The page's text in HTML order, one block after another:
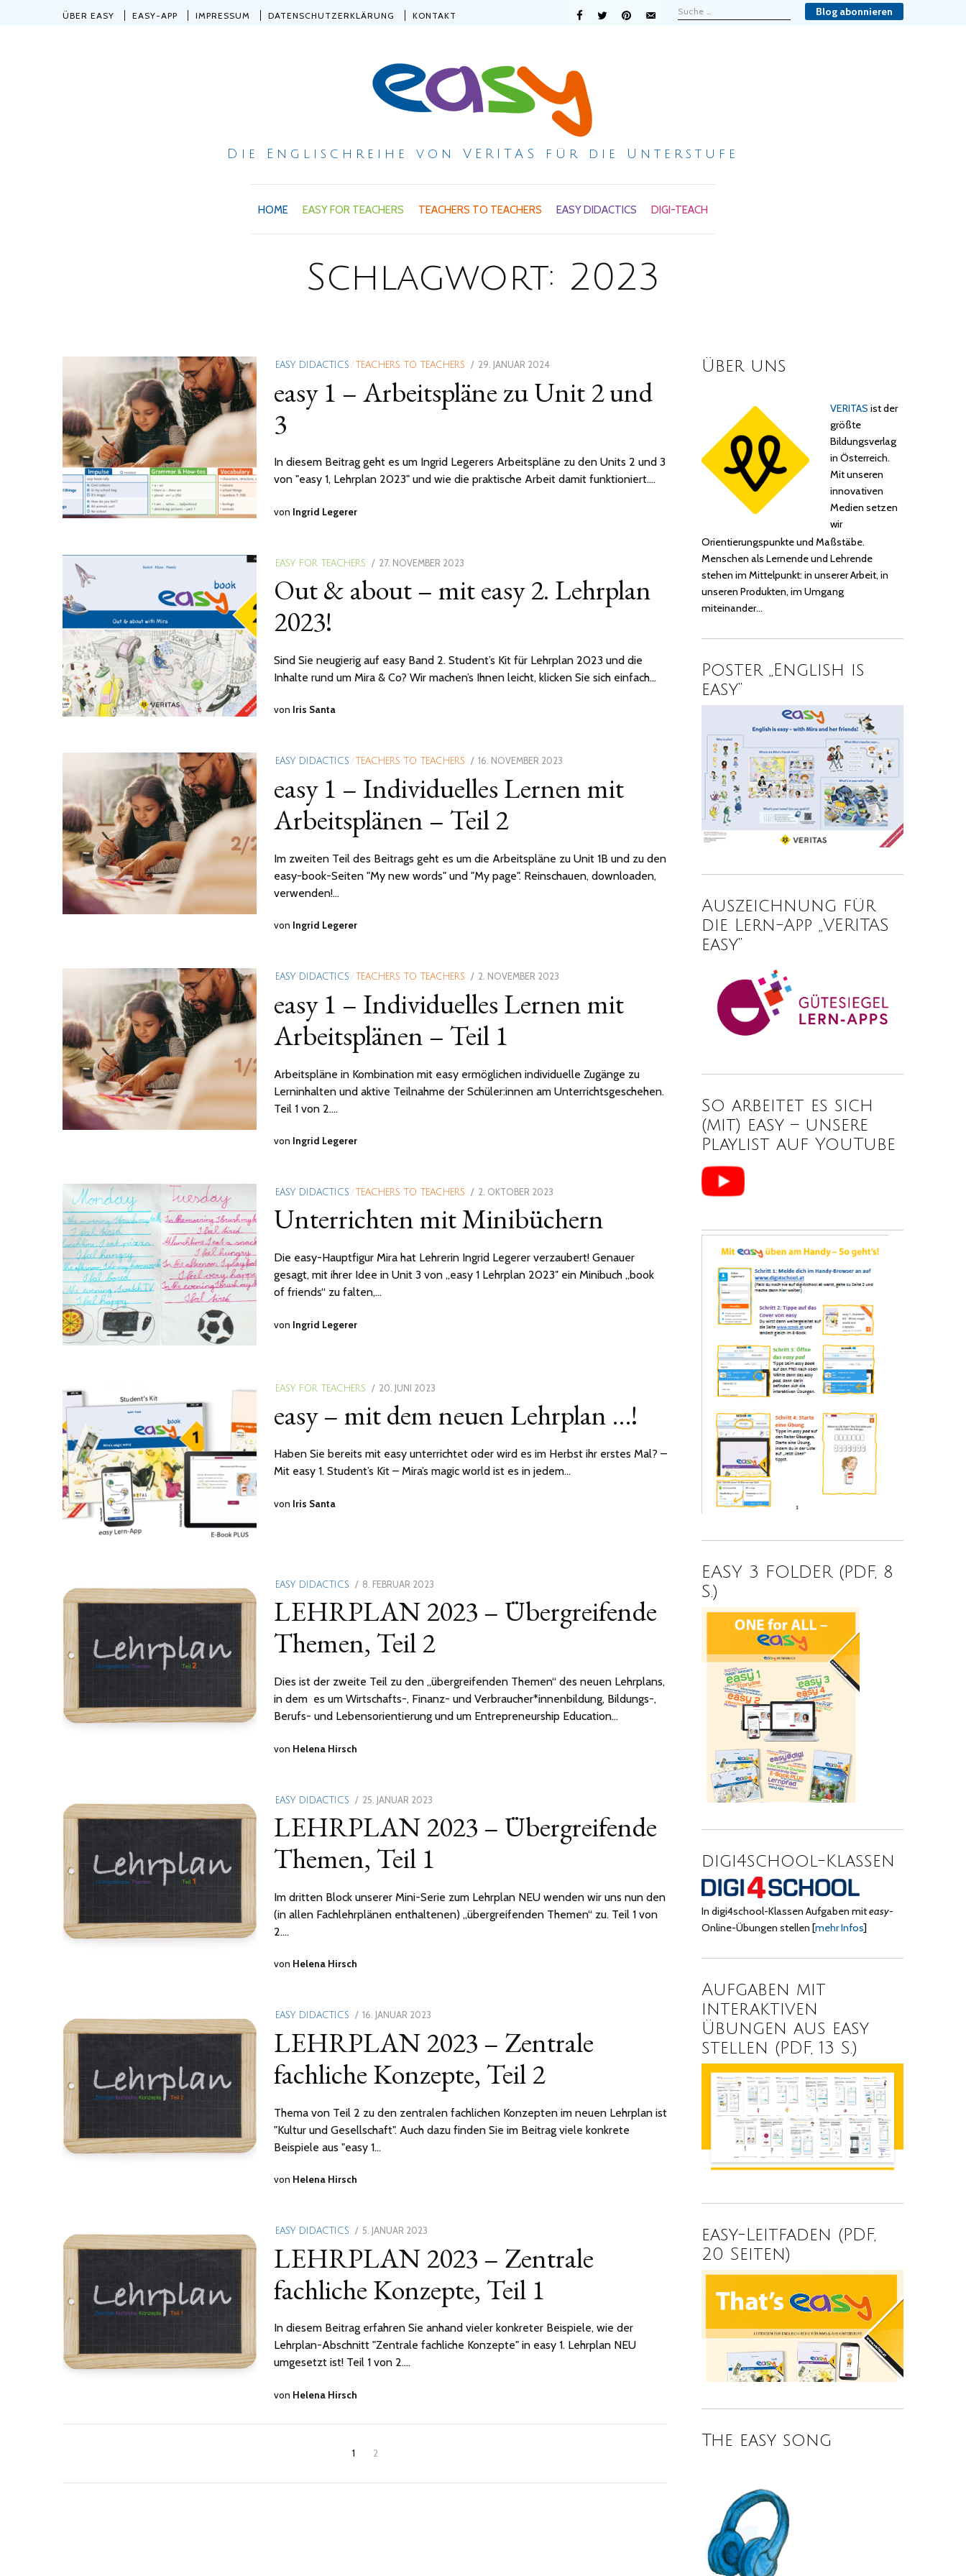
ÜBER EASY EASY-APP IMPRESSUM DATENSCHUTZERKLÄRUNG KONTAKT Blog abonnieren
Die Englischreihe von VERITAS für die Unterstufe
HOME EASY FOR TEACHERS TEACHERS TO TEACHERS EASY DIDACTICS DIGI-TEACH
Schlagwort: 2023
EASY DIDACTICS / TEACHERS TO TEACHERS
POSTED
29. JANUAR 2024
easy 1 – Arbeitspläne zu Unit 2 und
3
In diesem Beitrag geht es um Ingrid Legerers Arbeitspläne zu den Units 2 und 3
von "easy 1, Lehrplan 2023" und wie die praktische Arbeit damit funktioniert.…
von Ingrid Legerer
EASY FOR TEACHERS
POSTED
27. NOVEMBER 2023
2023
Out & about – mit easy 2. Lehrplan
2023!
Sind Sie neugierig auf easy Band 2. Student’s Kit für Lehrplan 2023 und die
Inhalte rund um Mira & Co? Wir machen’s Ihnen leicht, klicken Sie sich einfach…
von Iris Santa
EASY DIDACTICS / TEACHERS TO TEACHERS
POSTED
ON
16. NOVEMBER 2023
easy 1 – Individuelles Lernen mit
Arbeitsplänen – Teil 2
Im zweiten Teil des Beitrags geht es um die Arbeitspläne zu Unit 1B und zu den
easy-book-Seiten "My new words" und "My page". Reinschauen, downloaden,
verwenden!…
von Ingrid Legerer
EASY DIDACTICS / TEACHERS TO TEACHERS
POSTED
ON
2. NOVEMBER 2023
2023
easy 1 – Individuelles Lernen mit
Arbeitsplänen – Teil 1
Arbeitspläne in Kombination mit easy ermöglichen individuelle Zugänge zu
Lerninhalten und aktive Teilnahme der Schüler:innen am Unterrichtsgeschehen.
Teil 1 von 2.…
von Ingrid Legerer
EASY DIDACTICS / TEACHERS TO TEACHERS
POSTED
2. OKTOBER 2023
APRIL
2024
Unterrichten mit Minibüchern
Die easy-Hauptfigur Mira hat Lehrerin Ingrid Legerer verzaubert! Genauer
gesagt, mit ihrer Idee in Unit 3 von „easy 1 Lehrplan 2023″ ein Minibuch „book
of friends“ zu falten,…
von Ingrid Legerer
EASY FOR TEACHERS
POSTED
20. JUNI 2023
2023
easy – mit dem neuen Lehrplan …!
Haben Sie bereits mit easy unterrichtet oder wird es im Herbst ihr erstes Mal? –
Mit easy 1. Student’s Kit – Mira’s magic world ist es in jedem…
von Iris Santa
EASY DIDACTICS
POSTED
8. FEBRUAR 2023
JUNI
2023
LEHRPLAN 2023 – Übergreifende
Themen, Teil 2
Dies ist der zweite Teil zu den „übergreifenden Themen“ des neuen Lehrplans,
in dem es um Wirtschafts-, Finanz- und Verbraucher*innenbildung, Bildungs-,
Berufs- und Lebensorientierung und um Entrepreneurship Education…
von Helena Hirsch
EASY DIDACTICS
POSTED
25. JANUAR 2023
JUNI
2023
LEHRPLAN 2023 – Übergreifende
Themen, Teil 1
Im dritten Block unserer Mini-Serie zum Lehrplan NEU wenden wir uns nun den
(in allen Fachlehrplänen enthaltenen) „übergreifenden Themen“ zu. Teil 1 von
2.…
von Helena Hirsch
EASY DIDACTICS
POSTED
16. JANUAR 2023
JUNI
2023
LEHRPLAN 2023 – Zentrale
fachliche Konzepte, Teil 2
Thema von Teil 2 zu den zentralen fachlichen Konzepten im neuen Lehrplan ist
"Kultur und Gesellschaft". Auch dazu finden Sie im Beitrag viele konkrete
Beispiele aus "easy 1…
von Helena Hirsch
EASY DIDACTICS
POSTED
5. JANUAR 2023
JUNI
2023
LEHRPLAN 2023 – Zentrale
fachliche Konzepte, Teil 1
In diesem Beitrag erfahren Sie anhand vieler konkreter Beispiele, wie der
Lehrplan-Abschnitt "Zentrale fachliche Konzepte" in easy 1. Lehrplan NEU
umgesetzt ist! Teil 1 von 2.…
von Helena Hirsch
1 2
Über uns
VERITAS ist der
größte
Bildungsverlag
in Österreich.
Mit unseren
innovativen
Medien setzen
wir
Orientierungspunkte und Maßstäbe.
Menschen als Lernende und Lehrende
stehen im Mittelpunkt: in unserer Arbeit, in
unseren Produkten, im Umgang
miteinander…
Poster „English is
easy“
Auszeichnung für
die Lern-App „VERITAS
easy“
So arbeitet es sich
(mit) easy – unsere
Playlist auf YouTube
EASY 3 FOLDER (PDF, 8
S.)
digi4school-Klassen
In digi4school-Klassen Aufgaben miteasy-
Online-Übungen stellen[mehr Infos]
Aufgaben mit
interaktiven
Übungen aus easy
stellen (PDF, 13 S.)
easy-Leitfaden (PDF,
20 Seiten)
The easy song